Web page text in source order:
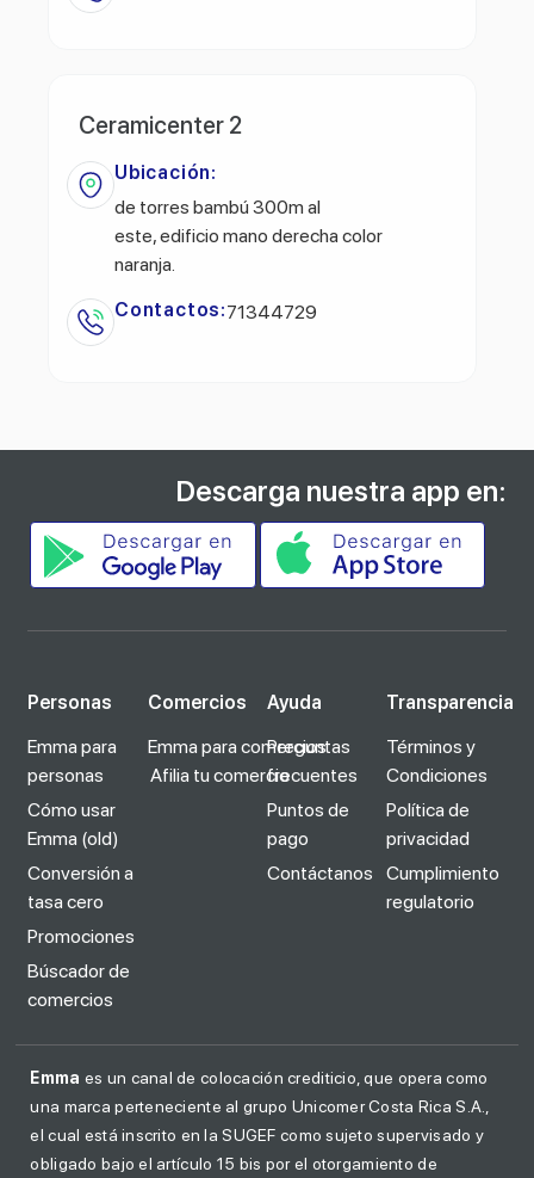
Ceramicenter 2
Ubicación:
de torres bambú 300m al
este, edificio mano derecha color
naranja.
Contactos:71344729
Descarga nuestra app en:
Personas
Emma para
personas
Cómo usar
Emma (old)
Conversión a
tasa cero
Promociones
Búscador de
comercios
Comercios
Emma para comercios
Afilia tu comercio
Ayuda
Preguntas
frecuentes
Puntos de
pago
Contáctanos
Transparencia
Términos y
Condiciones
Política de
privacidad
Cumplimiento
regulatorio
Emma es un canal de colocación crediticio, que opera como
una marca perteneciente al grupo Unicomer Costa Rica S.A.,
el cual está inscrito en la SUGEF como sujeto supervisado y
obligado bajo el artículo 15 bis por el otorgamiento de